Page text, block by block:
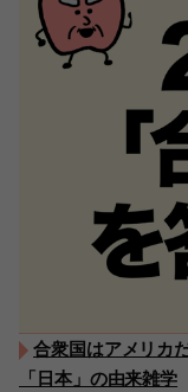
合衆国はアメリカ
「日本」の由来雑学